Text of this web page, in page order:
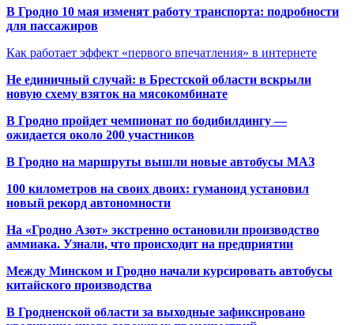
В Гродно 10 мая изменят работу транспорта: подробности
для пассажиров
Как работает эффект «первого впечатления» в интернете
Не единичный случай: в Брестской области вскрыли
новую схему взяток на мясокомбинате
В Гродно пройдет чемпионат по бодибилдингу —
ожидается около 200 участников
В Гродно на маршруты вышли новые автобусы МАЗ
100 километров на своих двоих: гуманоид установил
новый рекорд автономности
На «Гродно Азот» экстренно остановили производство
аммиака. Узнали, что происходит на предприятии
Между Минском и Гродно начали курсировать автобусы
китайского производства
В Гродненской области за выходные зафиксировано